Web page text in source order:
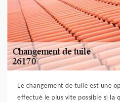
Le changement de tuile est une
effectué le plus vite possible si la